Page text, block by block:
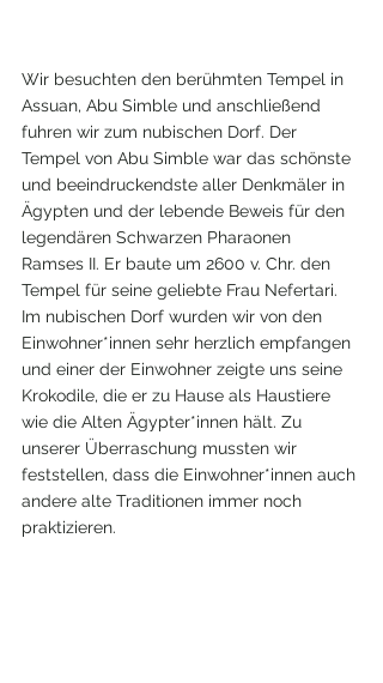
Wir besuchten den berühmten Tempel in
Assuan, Abu Simble und anschließend
fuhren wir zum nubischen Dorf. Der
Tempel von Abu Simble war das schönste
und beeindruckendste aller Denkmäler in
Ägypten und der lebende Beweis für den
legendären Schwarzen Pharaonen
Ramses II. Er baute um 2600 v. Chr. den
Tempel für seine geliebte Frau Nefertari.
Im nubischen Dorf wurden wir von den
Einwohner*innen sehr herzlich empfangen
und einer der Einwohner zeigte uns seine
Krokodile, die er zu Hause als Haustiere
wie die Alten Ägypter*innen hält. Zu
unserer Überraschung mussten wir
feststellen, dass die Einwohner*innen auch
andere alte Traditionen immer noch
praktizieren.